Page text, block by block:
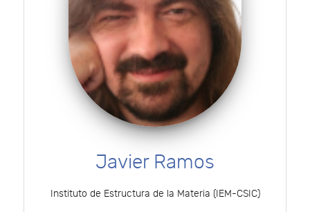
Javier Ramos
Instituto de Estructura de la Materia (IEM-CSIC)